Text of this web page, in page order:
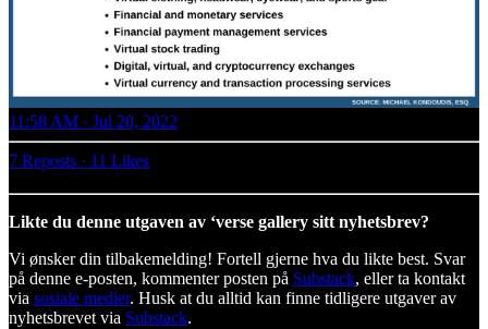
11:58 AM · Jul 20, 2022
7 Reposts · 11 Likes
Likte du denne utgaven av ‘verse gallery sitt nyhetsbrev?
Vi ønsker din tilbakemelding! Fortell gjerne hva du likte best. Svar
på denne e-posten, kommenter posten på Substack, eller ta kontakt
via sosiale medier. Husk at du alltid kan finne tidligere utgaver av
nyhetsbrevet via Substack.